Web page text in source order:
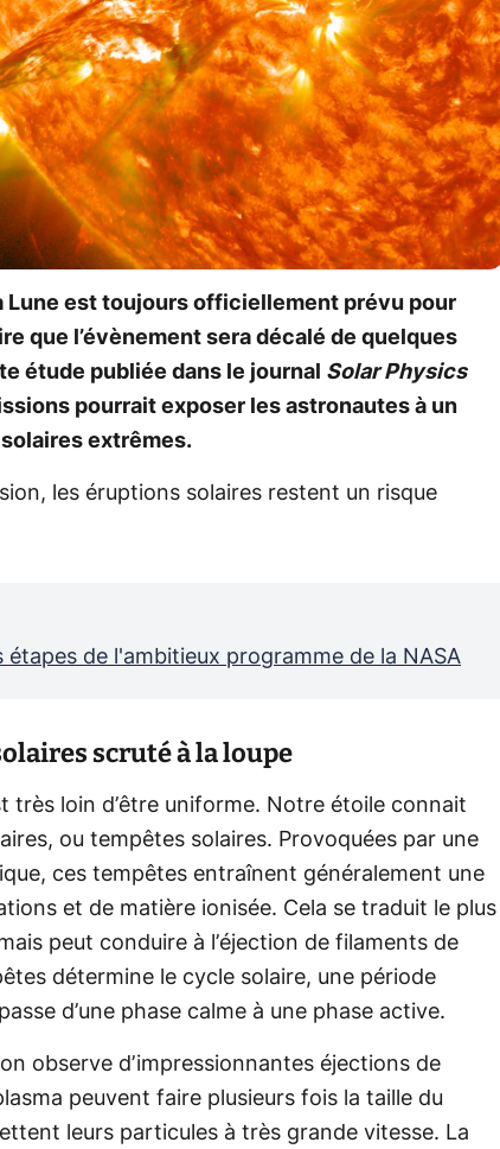
Lune est toujours officiellement prévu pour
que l’évènement sera décalé de quelques
étude publiée dans le journal Solar Physics
pourrait exposer les astronautes à un
extrêmes.
les éruptions solaires restent un risque
de l'ambitieux programme de la NASA
scruté à la loupe
très loin d’être uniforme. Notre étoile connait
ou tempêtes solaires. Provoquées par une
ces tempêtes entraînent généralement une
et de matière ionisée. Cela se traduit le plus
peut conduire à l’éjection de filaments de
détermine le cycle solaire, une période
d’une phase calme à une phase active.
observe d’impressionnantes éjections de
peuvent faire plusieurs fois la taille du
leurs particules à très grande vitesse. La